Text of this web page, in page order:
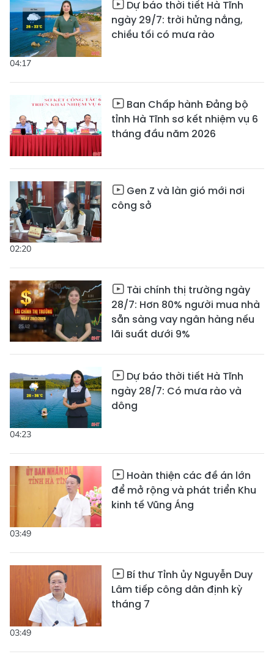
04:17
Dự báo thời tiết Hà Tĩnh
ngày 29/7: trời hửng nắng,
chiều tối có mưa rào
Ban Chấp hành Đảng bộ
tỉnh Hà Tĩnh sơ kết nhiệm vụ 6
tháng đầu năm 2026
02:20
Gen Z và làn gió mới nơi
công sở
Tài chính thị trường ngày
28/7: Hơn 80% người mua nhà
sẵn sàng vay ngân hàng nếu
lãi suất dưới 9%
04:23
Dự báo thời tiết Hà Tĩnh
ngày 28/7: Có mưa rào và
dông
03:49
Hoàn thiện các đề án lớn
để mở rộng và phát triển Khu
kinh tế Vũng Áng
03:49
Bí thư Tỉnh ủy Nguyễn Duy
Lâm tiếp công dân định kỳ
tháng 7